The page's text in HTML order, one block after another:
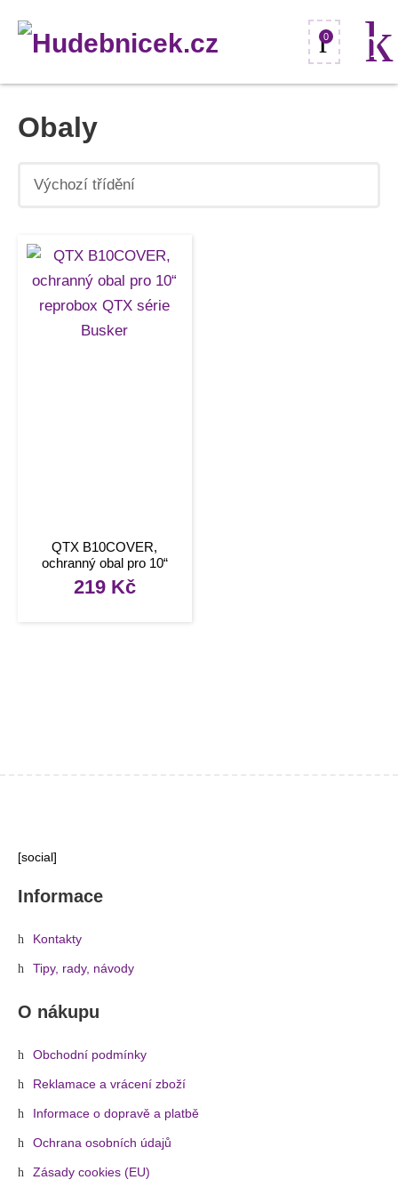
0
Obaly
QTX B10COVER,
ochranný obal pro 10“
reprobox QTX série
Busker
219 Kč
[social]
Informace
Kontakty
Tipy, rady, návody
O nákupu
Obchodní podmínky
Reklamace a vrácení zboží
Informace o dopravě a platbě
Ochrana osobních údajů
Zásady cookies (EU)